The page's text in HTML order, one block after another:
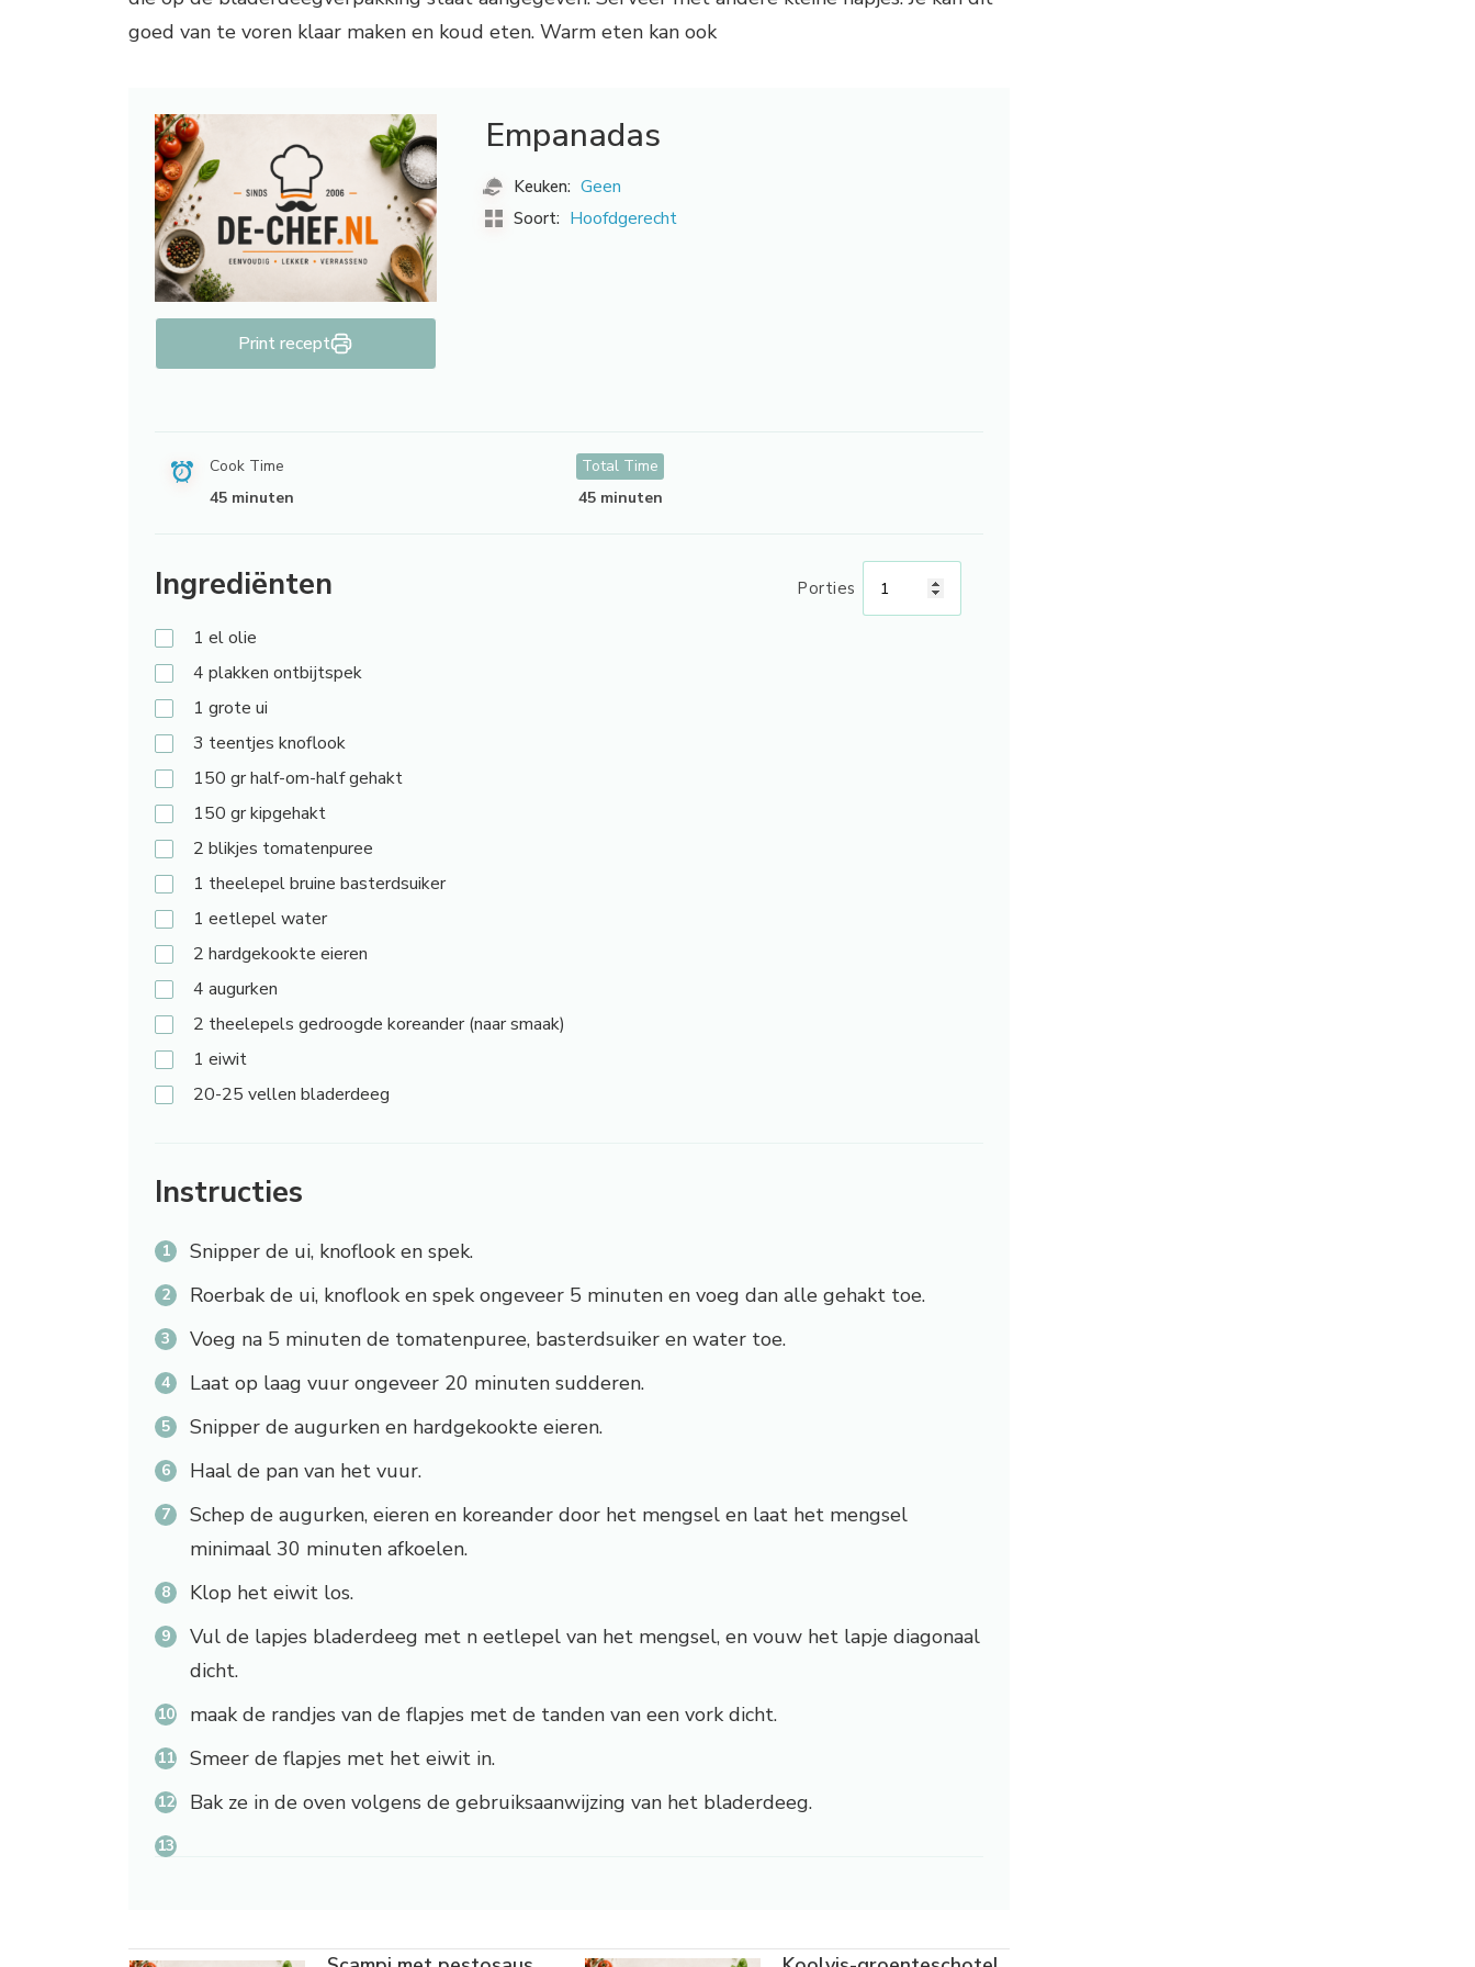
goed van te voren klaar maken en koud eten. Warm eten kan ook
Print recept
Empanadas
Keuken: Geen
Soort: Hoofdgerecht
Cook Time
45 minuten
Total Time
45 minuten
Ingrediënten Porties
1 el olie
4 plakken ontbijtspek
1 grote ui
3 teentjes knoflook
150 gr half-om-half gehakt
150 gr kipgehakt
2 blikjes tomatenpuree
1 theelepel bruine basterdsuiker
1 eetlepel water
2 hardgekookte eieren
4 augurken
2 theelepels gedroogde koreander (naar smaak)
1 eiwit
20-25 vellen bladerdeeg
Instructies
Snipper de ui, knoflook en spek.
Roerbak de ui, knoflook en spek ongeveer 5 minuten en voeg dan alle gehakt toe.
Voeg na 5 minuten de tomatenpuree, basterdsuiker en water toe.
Laat op laag vuur ongeveer 20 minuten sudderen.
Snipper de augurken en hardgekookte eieren.
Haal de pan van het vuur.
Schep de augurken, eieren en koreander door het mengsel en laat het mengsel
minimaal 30 minuten afkoelen.
Klop het eiwit los.
Vul de lapjes bladerdeeg met n eetlepel van het mengsel, en vouw het lapje diagonaal
dicht.
maak de randjes van de flapjes met de tanden van een vork dicht.
Smeer de flapjes met het eiwit in.
Bak ze in de oven volgens de gebruiksaanwijzing van het bladerdeeg.